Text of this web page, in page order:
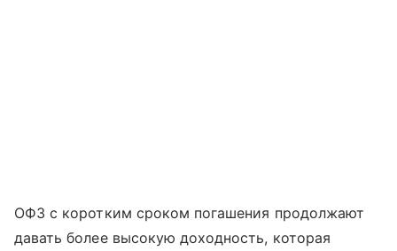
ОФЗ с коротким сроком погашения продолжают
давать более высокую доходность, которая